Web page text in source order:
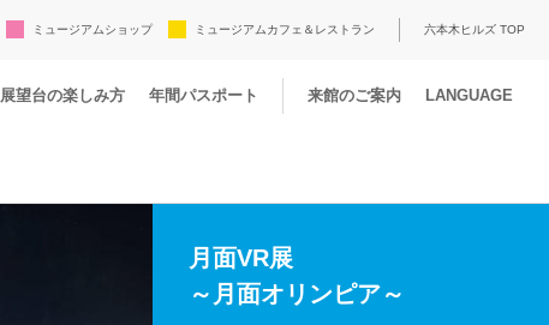
ミュージアムショップ ミュージアムカフェ＆レストラン 六本木ヒルズ TOP
展望台の楽しみ方 年間パスポート 来館のご案内 LANGUAGE
月面VR展
～月面オリンピア～